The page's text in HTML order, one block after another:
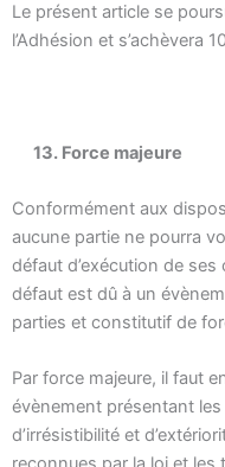
Le présent article se
l’Adhésion et s’achèvera
13. Force majeure
Conformément aux
aucune partie ne pourra
défaut d’exécution de
défaut est dû à un
parties et constitutif de
Par force majeure, il faut
évènement présentant
d’irrésistibilité et